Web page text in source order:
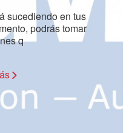
sucediendo en tus
podrás tomar
q